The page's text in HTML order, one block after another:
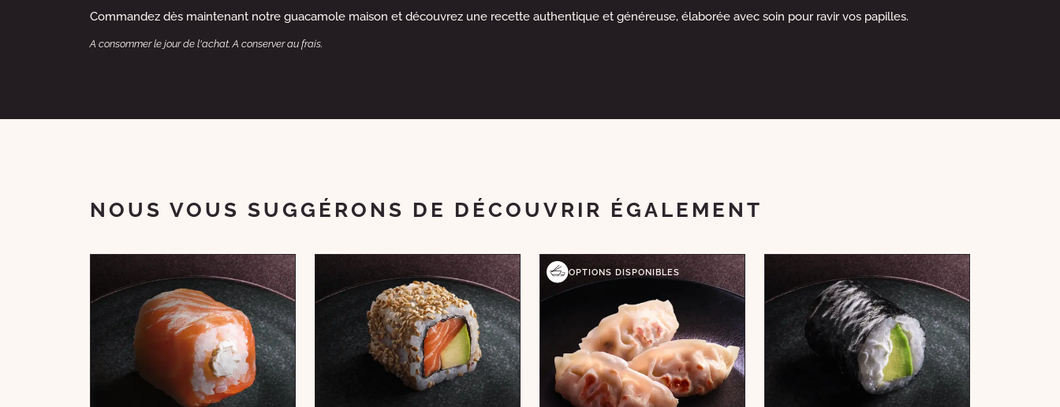
Commandez dès maintenant notre guacamole maison et découvrez une recette authentique et généreuse, élaborée avec soin pour ravir vos papilles.
A consommer le jour de l'achat. A conserver au frais.
NOUS VOUS SUGGÉRONS DE DÉCOUVRIR ÉGALEMENT
OPTIONS DISPONIBLES